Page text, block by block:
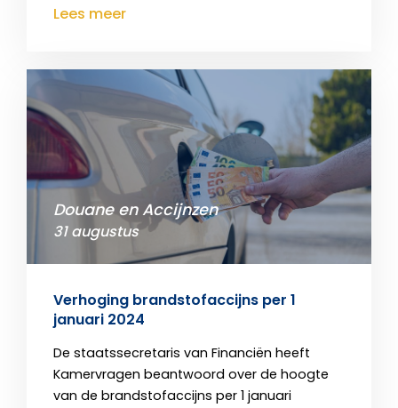
Lees meer
Douane en Accijnzen
31 augustus
Verhoging brandstofaccijns per 1
januari 2024
De staatssecretaris van Financiën heeft
Kamervragen beantwoord over de hoogte
van de brandstofaccijns per 1 januari